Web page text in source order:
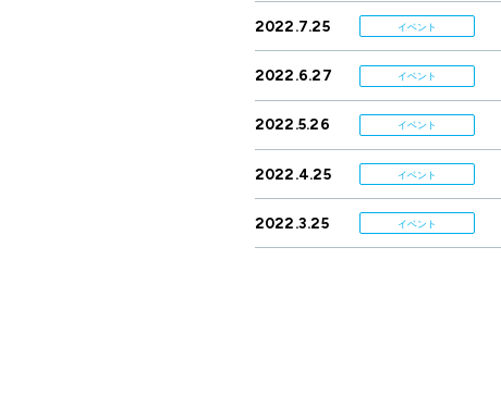
2022.7.25 イベント
2022.6.27 イベント
2022.5.26 イベント
2022.4.25 イベント
2022.3.25 イベント